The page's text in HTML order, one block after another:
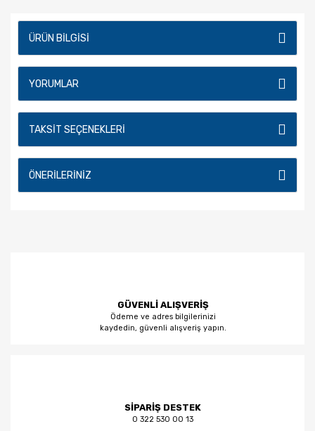
ÜRÜN BILGISI
YORUMLAR
TAKSIT SEÇENEKLERI
ÖNERILERINIZ
GÜVENLİ ALIŞVERİŞ
Ödeme ve adres bilgilerinizi
kaydedin, güvenli alışveriş yapın.
SİPARİŞ DESTEK
0 322 530 00 13